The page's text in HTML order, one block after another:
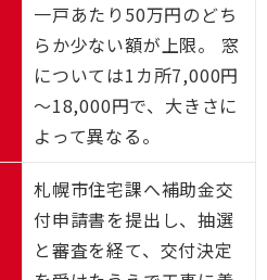
一戸あたり50万円のどち
らか少ない額が上限。 窓
については1カ所7,000円
～18,000円で、大きさに
よって異なる。
札幌市住宅課へ補助金交
付申請書を提出し、抽選
と審査を経て、交付決定